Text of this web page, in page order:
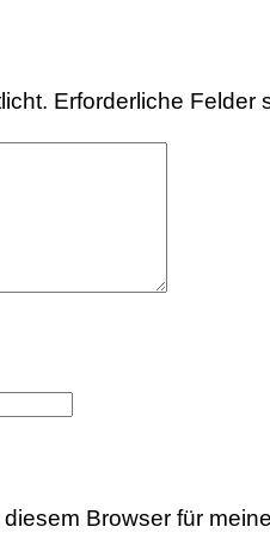
Erforderliche Felder
Browser für